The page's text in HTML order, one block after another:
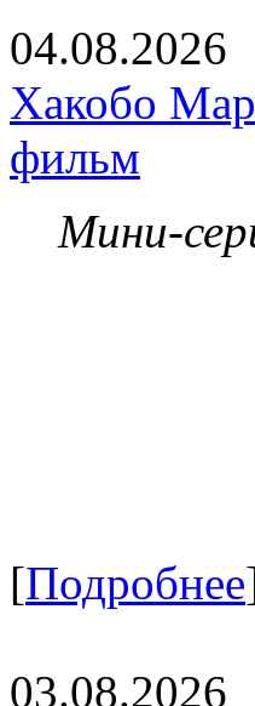
04.08.2026
Хакобо
фильм
Мини-
[Подробнее
03.08.2026